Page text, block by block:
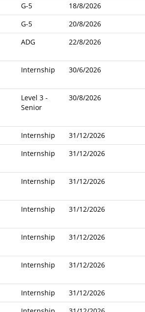
G-5
18/8/2026
G-5
20/8/2026
ADG 22/8/2026
Internship 30/6/2026
Level 3 -
Senior
30/8/2026
Internship
31/12/2026
Internship 31/12/2026
Internship 31/12/2026
Internship 31/12/2026
Internship 31/12/2026
Internship 31/12/2026
Internship
31/12/2026